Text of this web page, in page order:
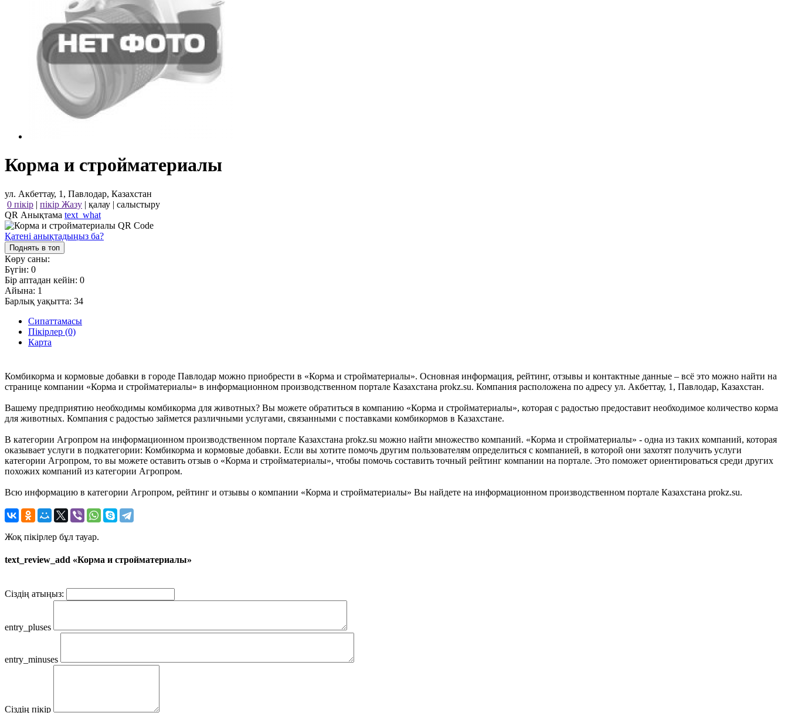
Корма и стройматериалы
ул. Акбеттау, 1, Павлодар, Казахстан
0 пікір | пікір Жазу | қалау | салыстыру
QR Анықтама text_what
Қатені анықтадыңыз ба?
Поднять в топ
Көру саны:
Бүгін: 0
Бір аптадан кейін: 0
Айына: 1
Барлық уақытта: 34
Сипаттамасы
Пікірлер (0)
Карта
Комбикорма и кормовые добавки в городе Павлодар можно приобрести в «Корма и стройматериалы». Основная информация, рейтинг, отзывы и контактные данные – всё это можно найти на
странице компании «Корма и стройматериалы» в информационном производственном портале Казахстана prokz.su. Компания расположена по адресу ул. Акбеттау, 1, Павлодар, Казахстан.
Вашему предприятию необходимы комбикорма для животных? Вы можете обратиться в компанию «Корма и стройматериалы», которая с радостью предоставит необходимое количество корма
для животных. Компания с радостью займется различными услугами, связанными с поставками комбикормов в Казахстане.
В категории Агропром на информационном производственном портале Казахстана prokz.su можно найти множество компаний. «Корма и стройматериалы» - одна из таких компаний, которая
оказывает услуги в подкатегории: Комбикорма и кормовые добавки. Если вы хотите помочь другим пользователям определиться с компанией, в которой они захотят получить услуги
категории Агропром, то вы можете оставить отзыв о «Корма и стройматериалы», чтобы помочь составить точный рейтинг компании на портале. Это поможет ориентироваться среди других
похожих компаний из категории Агропром.
Всю информацию в категории Агропром, рейтинг и отзывы о компании «Корма и стройматериалы» Вы найдете на информационном производственном портале Казахстана prokz.su.
Жоқ пікірлер бұл тауар.
text_review_add «Корма и стройматериалы»
Сіздің атыңыз:
entry_pluses
entry_minuses
Сіздің пікір